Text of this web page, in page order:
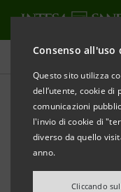
Consenso all'uso
Questo sito utilizza
dell’utente, cookie
comunicazioni
l'invio di cookie di
diverso da quello
anno.
Cliccando
Area Media
legno-
da